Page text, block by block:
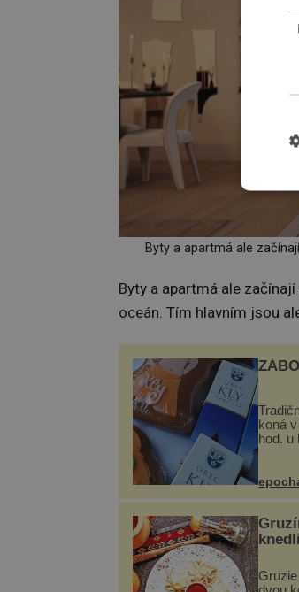
Byty a apartmá ale
Byty a apartmá ale
oceán. Tím hlavním jsou
koná
hod. u